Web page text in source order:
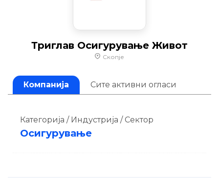
Триглав Осигурување Живот
Скопје
Компанија Сите активни огласи
Категорија / Индустрија / Сектор
Осигурување